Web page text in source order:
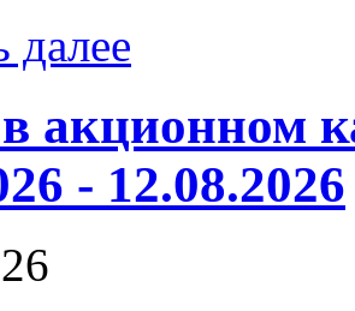
далее
акционном
- 12.08.2026